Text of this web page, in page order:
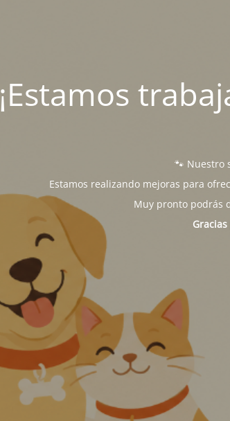
¡Estamos
🐾 Nuestro
Estamos realizando mejoras para
Muy pronto podrás